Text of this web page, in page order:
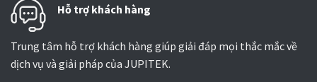
Hỗ trợ khách hàng
Trung tâm hỗ trợ khách hàng giúp giải đáp mọi thắc mắc về
dịch vụ và giải pháp của JUPITEK.